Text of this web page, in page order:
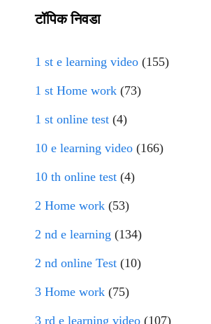
टॉपिक निवडा
1 st e learning video (155)
1 st Home work (73)
1 st online test (4)
10 e learning video (166)
10 th online test (4)
2 Home work (53)
2 nd e learning (134)
2 nd online Test (10)
3 Home work (75)
3 rd e learning video (107)